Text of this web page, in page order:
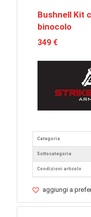
Bushnell Kit
binocolo
349 €
Categoria
Sottocategoria
Condizioni articolo
aggiungi a